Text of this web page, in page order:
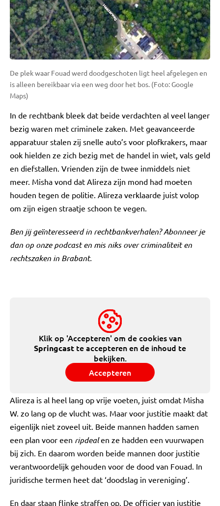
De plek waar Fouad werd doodgeschoten ligt heel afgelegen en
is alleen bereikbaar via een weg door het bos. (Foto: Google
Maps)
In de rechtbank bleek dat beide verdachten al veel langer
bezig waren met criminele zaken. Met geavanceerde
apparatuur stalen zij snelle auto’s voor plofkrakers, maar
ook hielden ze zich bezig met de handel in wiet, vals geld
en diefstallen. Vrienden zijn de twee inmiddels niet
meer. Misha vond dat Alireza zijn mond had moeten
houden tegen de politie. Alireza verklaarde juist volop
om zijn eigen straatje schoon te vegen.
Ben jij geïnteresseerd in rechtbankverhalen? Abonneer je
dan op onze podcast en mis niks over criminaliteit en
rechtszaken in Brabant.
Klik op 'Accepteren' om de cookies van
Springcast te accepteren en de inhoud te
bekijken.
Accepteren
Alireza is al heel lang op vrije voeten, juist omdat Misha
W. zo lang op de vlucht was. Maar voor justitie maakt dat
eigenlijk niet zoveel uit. Beide mannen hadden samen
een plan voor een ripdealen ze hadden een vuurwapen
bij zich. En daarom worden beide mannen door justitie
verantwoordelijk gehouden voor de dood van Fouad. In
juridische termen heet dat ‘doodslag in vereniging’.
En daar staan flinke straffen op. De officier van justitie